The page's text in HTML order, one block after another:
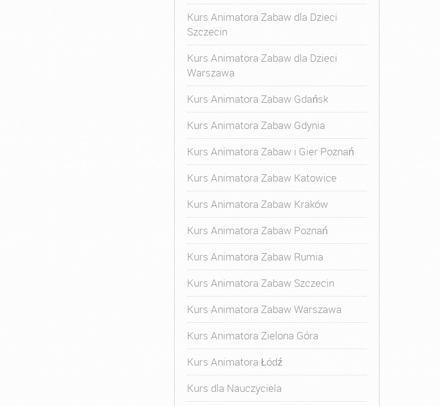
Kurs Animatora Zabaw dla Dzieci
Szczecin
Kurs Animatora Zabaw dla Dzieci
Warszawa
Kurs Animatora Zabaw Gdańsk
Kurs Animatora Zabaw Gdynia
Kurs Animatora Zabaw i Gier Poznań
Kurs Animatora Zabaw Katowice
Kurs Animatora Zabaw Kraków
Kurs Animatora Zabaw Poznań
Kurs Animatora Zabaw Rumia
Kurs Animatora Zabaw Szczecin
Kurs Animatora Zabaw Warszawa
Kurs Animatora Zielona Góra
Kurs Animatora Łódź
Kurs dla Nauczyciela